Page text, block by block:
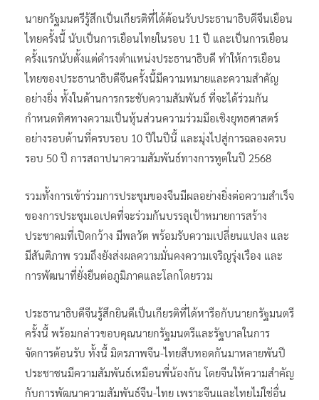
นายกรัฐมนตรีรู้สึกเป็นเกียรติที่ได้ต้อนรับประธานาธิบดีจีนเยือน
ไทยครั้งนี้ นับเป็นการเยือนไทยในรอบ 11 ปี และเป็นการเยือน
ครั้งแรกนับตั้งแต่ดำรงตำแหน่งประธานาธิบดี ทำให้การเยือน
ไทยของประธานาธิบดีจีนครั้งนี้มีความหมายและความสำคัญ
อย่างยิ่ง ทั้งในด้านการกระชับความสัมพันธ์ ที่จะได้ร่วมกัน
กำหนดทิศทางความเป็นหุ้นส่วนความร่วมมือเชิงยุทธศาสตร์
อย่างรอบด้านที่ครบรอบ 10 ปีในปีนี้ และมุ่งไปสู่การฉลองครบ
รอบ 50 ปี การสถาปนาความสัมพันธ์ทางการทูตในปี 2568
รวมทั้งการเข้าร่วมการประชุมของจีนมีผลอย่างยิ่งต่อความสำเร็จ
ของการประชุมเอเปคที่จะร่วมกันบรรลุเป้าหมายการสร้าง
ประชาคมที่เปิดกว้าง มีพลวัต พร้อมรับความเปลี่ยนแปลง และ
มีสันติภาพ รวมถึงยังส่งผลความมั่นคงความเจริญรุ่งเรือง และ
การพัฒนาที่ยั่งยืนต่อภูมิภาคและโลกโดยรวม
ประธานาธิบดีจีนรู้สึกยินดีเป็นเกียรติที่ได้หารือกับนายกรัฐมนตรี
ครั้งนี้ พร้อมกล่าวขอบคุณนายกรัฐมนตรีและรัฐบาลในการ
จัดการต้อนรับ ทั้งนี้ มิตรภาพจีน-ไทยสืบทอดกันมาหลายพันปี
ประชาชนมีความสัมพันธ์เหมือนพี่น้องกัน โดยจีนให้ความสำคัญ
กับการพัฒนาความสัมพันธ์จีน-ไทย เพราะจีนและไทยไม่ใช่อื่น